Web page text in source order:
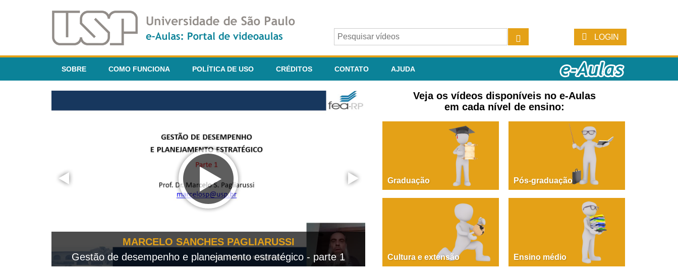
LOGIN
SOBRE COMO FUNCIONA POLÍTICA DE USO CRÉDITOS CONTATO AJUDA
MARCELO SANCHES PAGLIARUSSI
Gestão de desempenho e planejamento estratégico - parte 1
PAOLA GIUSTINA BACCIN
Dire, fare, partire! Aula 1 – parte 1
Veja os vídeos disponíveis no e-Aulas
em cada nível de ensino:
Graduação Pós-graduação
Cultura e extensão Ensino médio